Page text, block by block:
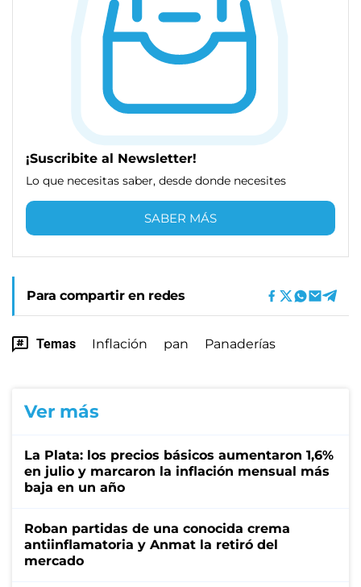
¡Suscribite al Newsletter!
Lo que necesitas saber, desde donde necesites
SABER MÁS
Para compartir en redes
Temas Inflación pan Panaderías
Ver más
La Plata: los precios básicos aumentaron 1,6%
en julio y marcaron la inflación mensual más
baja en un año
Roban partidas de una conocida crema
antiinflamatoria y Anmat la retiró del
mercado